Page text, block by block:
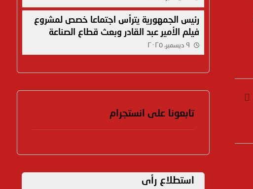
رئيس الجمهورية يترأس اجتماعا خصص لمشروع
فيلم الأمير عبد القادر وبعث قطاع الصناعة
السينماتوغرافية
٩ ديسمبر، ٢٠٢٥
تابعونا على انستجرام
استطلاع رأى